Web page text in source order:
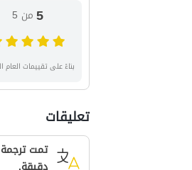
5من 5
بناءً على تقييمات العام
تعليقات
تمت